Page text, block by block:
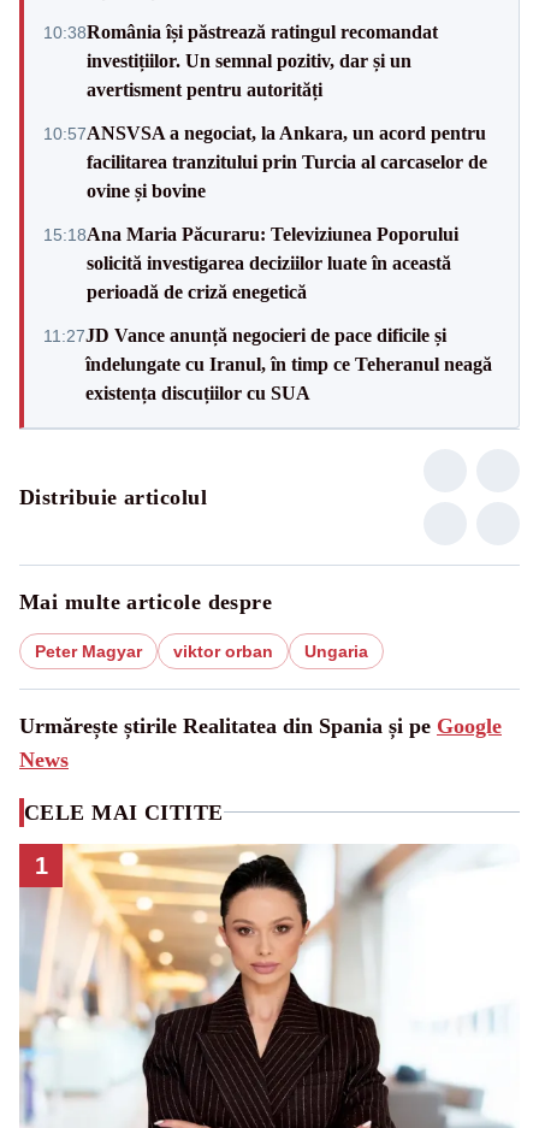
10:38România își păstrează ratingul recomandat
investițiilor. Un semnal pozitiv, dar și un
avertisment pentru autorități
10:57ANSVSA a negociat, la Ankara, un acord pentru
facilitarea tranzitului prin Turcia al carcaselor de
ovine și bovine
15:18Ana Maria Păcuraru: Televiziunea Poporului
solicită investigarea deciziilor luate în această
perioadă de criză enegetică
11:27JD Vance anunță negocieri de pace dificile și
îndelungate cu Iranul, în timp ce Teheranul neagă
existența discuțiilor cu SUA
Distribuie articolul
Mai multe articole despre
Peter Magyar viktor orban Ungaria
Urmărește știrile Realitatea din Spania și pe Google
News
CELE MAI CITITE
1